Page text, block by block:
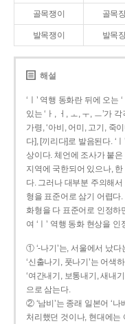
골목쟁이 골목
발목쟁이 발목
해설
‘ㅣ’ 역행 동화란 뒤에 오는
있는 ‘ㅏ, ㅓ, ㅗ, ㅜ, ㅡ’가
가령, ‘아비, 어미, 고기, 죽
다], [끼리다]로 발음된다. ‘
상이다. 체언에 조사가 붙은
지역에 국한되어 있으나, 한
다. 그러나 대부분 주의해
형을 표준어로 삼기 어렵다
화형을 다 표준어로 인정하
여 ‘ㅣ’ 역행 동화 현상을
① ‘-나기’는, 서울에서 났다
‘신출나기, 풋나기’는 어색
‘여간내기, 보통내기, 새내
으로 삼는다.
② ‘남비’는 종래 일본어 ‘
처리했던 것이나, 현대에는